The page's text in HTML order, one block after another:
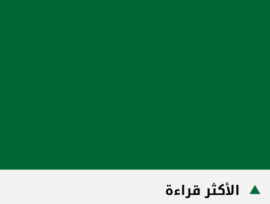
الأكثر قراءة